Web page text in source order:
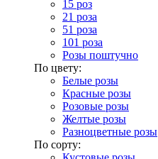
15 роз
21 роза
51 роза
101 роза
Розы поштучно
По цвету:
Белые розы
Красные розы
Розовые розы
Желтые розы
Разноцветные розы
По сорту: